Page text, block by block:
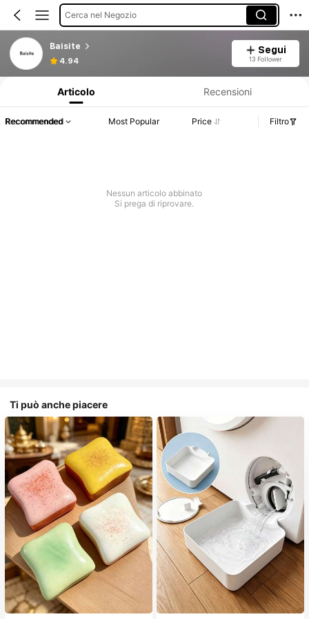
Cerca nel Negozio
Baisite
4.94
Segui
13 Follower
Articolo Recensioni
Recommended Most Popular Price Filtro
Nessun articolo abbinato
Si prega di riprovare.
Ti può anche piacere